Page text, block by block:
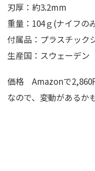
刃厚：約3.2mm
重量：104ｇ(ナイフの
付属品：プラスチック
生産国：スウェーデン
価格 Amazonで2,860
なので、変動があるか